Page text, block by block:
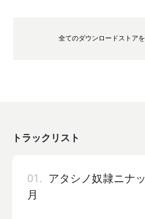
全てのダウンロードストア
トラックリスト
01. アタシノ奴隷ニ
月